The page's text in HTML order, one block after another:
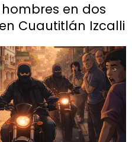
en dos
Cuautitlán Izcalli